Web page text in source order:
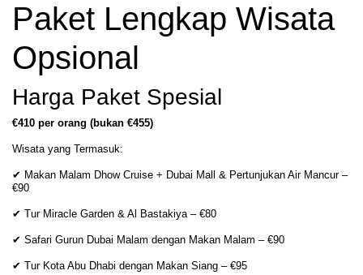
Paket Lengkap Wisata
Opsional
Harga Paket Spesial
€410 per orang (bukan €455)
Wisata yang Termasuk:
✔ Makan Malam Dhow Cruise + Dubai Mall & Pertunjukan Air Mancur –
€90
✔ Tur Miracle Garden & Al Bastakiya – €80
✔ Safari Gurun Dubai Malam dengan Makan Malam – €90
✔ Tur Kota Abu Dhabi dengan Makan Siang – €95